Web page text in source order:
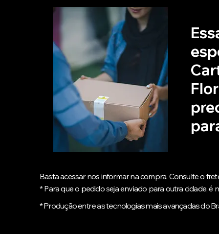
Basta acessar nos informar na compra. Consulte o
* Para que o pedido seja enviado para outra cidade,
* Produção entre as tecnologias mais avançadas do